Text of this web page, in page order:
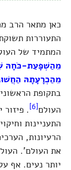
כאן מתאר הרב
התעוררות
המתמיד של
מֵהַשְׁפָּעַת-כֹּחָהּ
מֵהַכְרָעָתָהּ
בתקופת
העולם[6]
. פיזור
התעניינות
הרעיונות,
את העולם'.
יותר נעים. אף